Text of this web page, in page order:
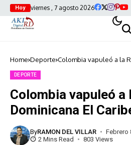
Hoy viernes , 7 agosto 2026
Home Deporte Colombia vapuleó a la
DEPORTE
Colombia vapuleó a
Dominicana El
ByRAMON DEL VILLAR
Febrero
2 Mins Read
803 Views